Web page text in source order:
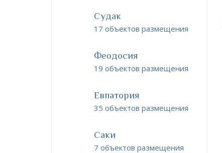
Судак
17 объектов размещения
Феодосия
19 объектов размещения
Евпатория
35 объектов размещения
Саки
7 объектов размещения